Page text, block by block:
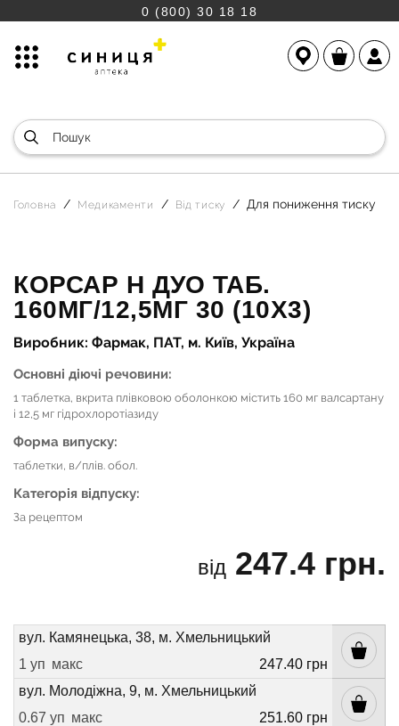
0 (800) 30 18 18
Головна Медикаменти Від тиску Для пониження тиску
КОРСАР Н ДУО ТАБ.
160МГ/12,5МГ 30 (10Х3)
Виробник: Фармак, ПАТ, м. Київ, Україна
Основні діючі речовини:
1 таблетка, вкрита плівковою оболонкою містить 160 мг валсартану
і 12,5 мг гідрохлоротіазиду
Форма випуску:
таблетки, в/плів. обол.
Категорія відпуску:
За рецептом
від 247.4 грн.
вул. Камянецька, 38, м. Хмельницький
1 уп макс
247.40 грн
вул. Молодіжна, 9, м. Хмельницький
0.67 уп макс
251.60 грн